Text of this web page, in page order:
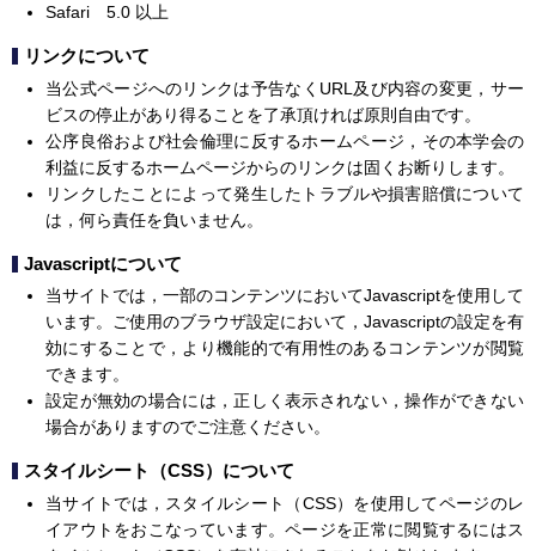
Safari 5.0 以上
リンクについて
当公式ページへのリンクは予告なくURL及び内容の変更，サー
ビスの停止があり得ることを了承頂ければ原則自由です。
公序良俗および社会倫理に反するホームページ，その本学会の
利益に反するホームページからのリンクは固くお断りします。
リンクしたことによって発生したトラブルや損害賠償について
は，何ら責任を負いません。
Javascriptについて
当サイトでは，一部のコンテンツにおいてJavascriptを使用して
います。ご使用のブラウザ設定において，Javascriptの設定を有
効にすることで，より機能的で有用性のあるコンテンツが閲覧
できます。
設定が無効の場合には，正しく表示されない，操作ができない
場合がありますのでご注意ください。
スタイルシート（CSS）について
当サイトでは，スタイルシート（CSS）を使用してページのレ
イアウトをおこなっています。ページを正常に閲覧するにはス